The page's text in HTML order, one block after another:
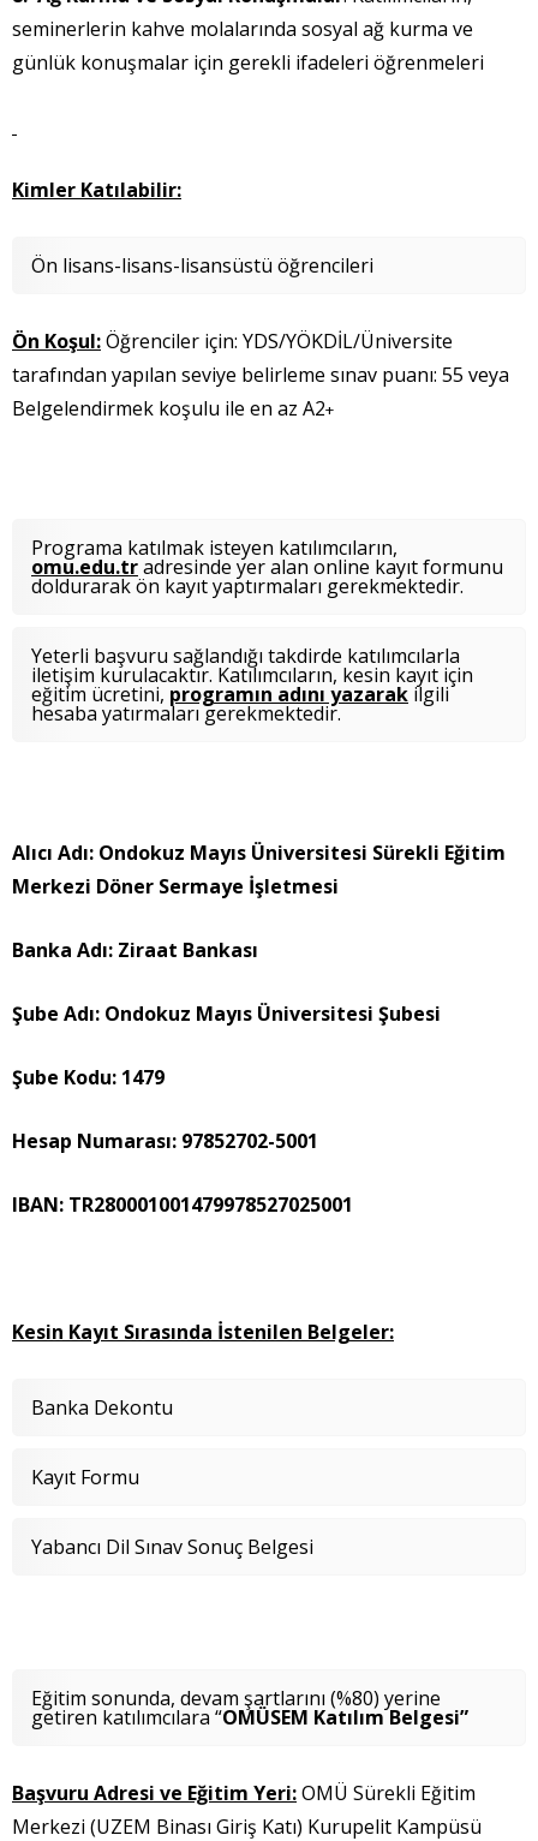
seminerlerin kahve molalarında sosyal ağ kurma ve
günlük konuşmalar için gerekli ifadeleri öğrenmeleri
Kimler Katılabilir:
Ön lisans-lisans-lisansüstü öğrencileri
Ön Koşul:Öğrenciler için: YDS/YÖKDİL/Üniversite
tarafından yapılan seviye belirleme sınav puanı: 55 veya
Belgelendirmek koşulu ile en az A2+
Programa katılmak isteyen katılımcıların,
omu.edu.tradresinde yer alan online kayıt formunu
doldurarak ön kayıt yaptırmaları gerekmektedir.
Yeterli başvuru sağlandığı takdirde katılımcılarla
iletişim kurulacaktır. Katılımcıların, kesin kayıt için
eğitim ücretini, programın adını yazarak ilgili
hesaba yatırmaları gerekmektedir.
Alıcı Adı: Ondokuz Mayıs Üniversitesi Sürekli Eğitim
Merkezi Döner Sermaye İşletmesi
Banka Adı: Ziraat Bankası
Şube Adı: Ondokuz Mayıs Üniversitesi Şubesi
Şube Kodu: 1479
Hesap Numarası: 97852702-5001
IBAN: TR280001001479978527025001
Kesin Kayıt Sırasında İstenilen Belgeler:
Banka Dekontu
Kayıt Formu
Yabancı Dil Sınav Sonuç Belgesi
Eğitim sonunda, devam şartlarını (%80) yerine
getiren katılımcılara “OMÜSEM Katılım Belgesi”
Başvuru Adresi ve Eğitim Yeri:OMÜ Sürekli Eğitim
Merkezi (UZEM Binası Giriş Katı) Kurupelit Kampüsü